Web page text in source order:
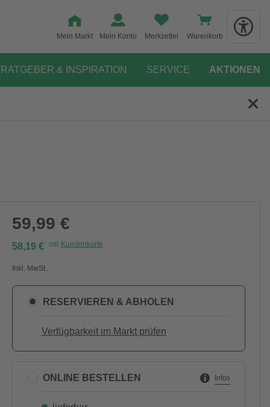
Mein Markt Mein Konto Merkzettel Warenkorb
RATGEBER & INSPIRATION SERVICE AKTIONEN
59,99 €
58,19 € mit Kundenkarte
Inkl. MwSt.
RESERVIEREN & ABHOLEN
Verfügbarkeit im Markt prüfen
ONLINE BESTELLEN Infos